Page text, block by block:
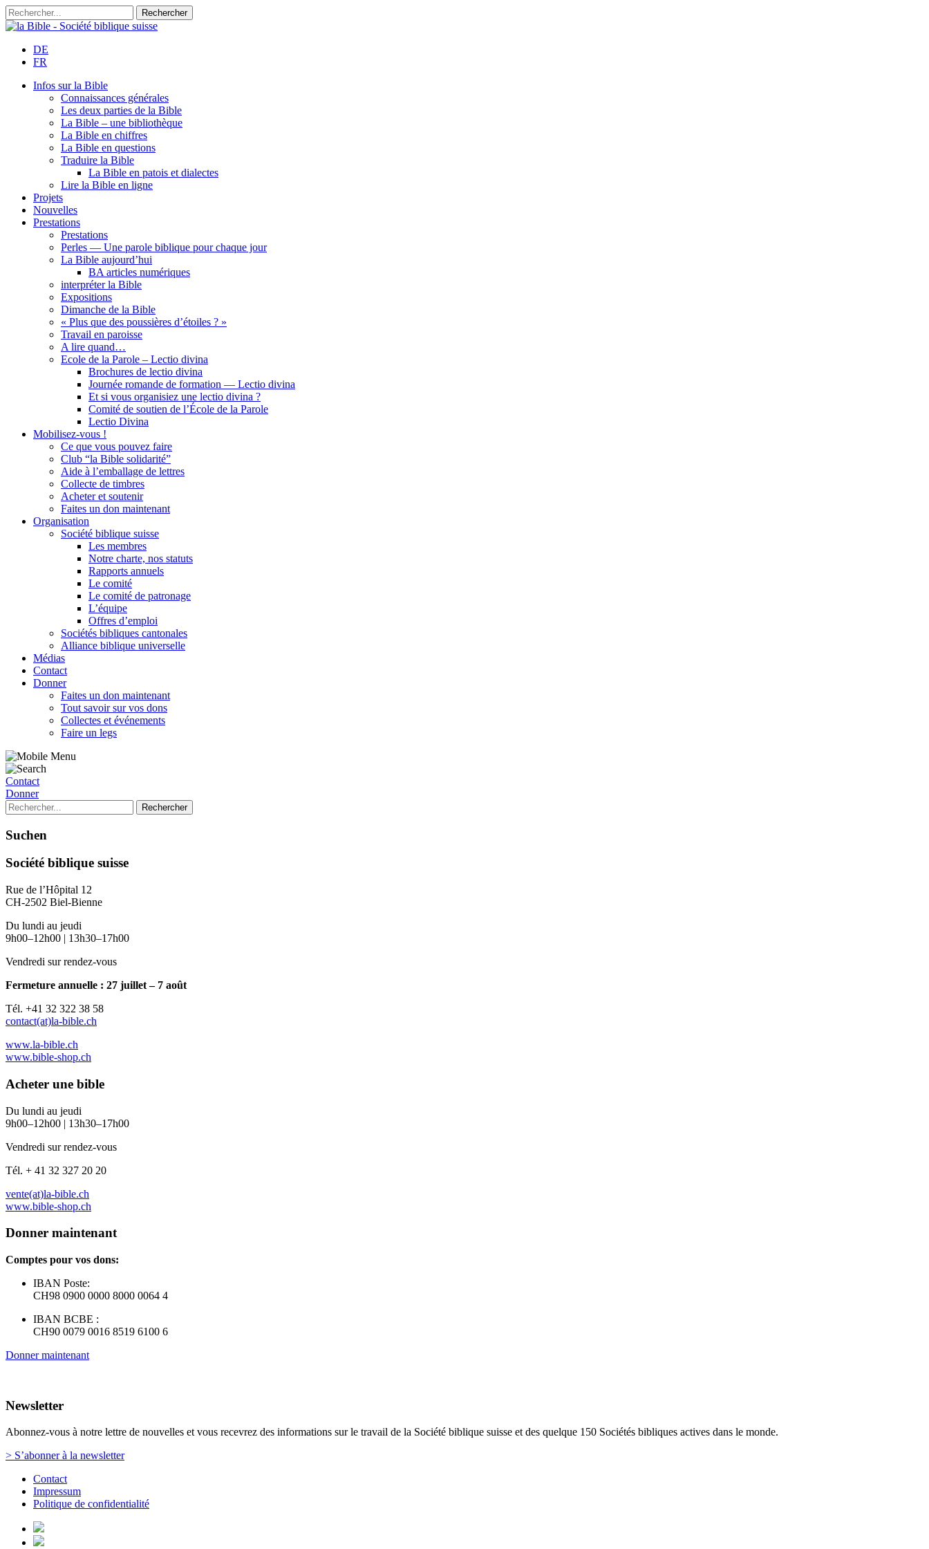
DE
FR
Infos sur la Bible
Connaissances générales
Les deux parties de la Bible
La Bible – une bibliothèque
La Bible en chiffres
La Bible en questions
Traduire la Bible
La Bible en patois et dialectes
Lire la Bible en ligne
Projets
Nouvelles
Prestations
Prestations
Perles — Une parole biblique pour chaque jour
La Bible aujourd’hui
BA articles numériques
interpréter la Bible
Expositions
Dimanche de la Bible
« Plus que des poussières d’étoiles ? »
Travail en paroisse
A lire quand…
Ecole de la Parole – Lectio divina
Brochures de lectio divina
Journée romande de formation — Lectio divina
Et si vous organisiez une lectio divina ?
Comité de soutien de l’École de la Parole
Lectio Divina
Mobilisez-vous !
Ce que vous pouvez faire
Club “la Bible solidarité”
Aide à l’emballage de lettres
Collecte de timbres
Acheter et soutenir
Faites un don maintenant
Organisation
Société biblique suisse
Les membres
Notre charte, nos statuts
Rapports annuels
Le comité
Le comité de patronage
L’équipe
Offres d’emploi
Sociétés bibliques cantonales
Alliance biblique universelle
Médias
Contact
Donner
Faites un don maintenant
Tout savoir sur vos dons
Collectes et événements
Faire un legs
Contact
Donner
Suchen
Société biblique suisse
Rue de l’Hôpital 12
CH-2502 Biel-Bienne
Du lundi au jeudi
9h00–12h00 | 13h30–17h00
Vendredi sur rendez-vous
Fermeture annuelle : 27 juillet – 7 août
Tél. +41 32 322 38 58
contact(at)la-bible.ch
www.la-bible.ch
www.bible-shop.ch
Acheter une bible
Du lundi au jeudi
9h00–12h00 | 13h30–17h00
Vendredi sur rendez-vous
Tél. + 41 32 327 20 20
vente(at)la-bible.ch
www.bible-shop.ch
Donner maintenant
Comptes pour vos dons:
IBAN Poste:
CH98 0900 0000 8000 0064 4
IBAN BCBE :
CH90 0079 0016 8519 6100 6
Donner maintenant
Newsletter
Abonnez-vous à notre lettre de nouvelles et vous recevrez des informations sur le travail de la Société biblique suisse et des quelque 150 Sociétés bibliques actives dans le monde.
> S’abonner à la newsletter
Contact
Impressum
Politique de confidentialité